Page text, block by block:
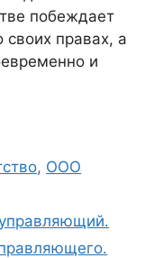
побеждает
своих правах, а
и
, ООО